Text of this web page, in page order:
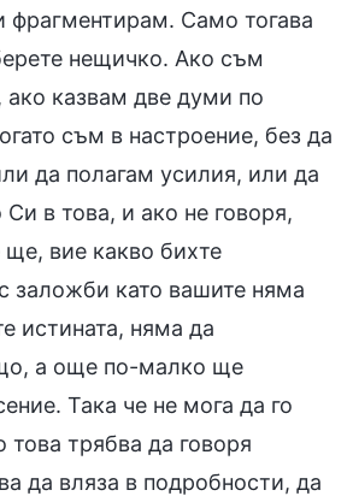
фрагментирам. Само тогава
нещичко. Ако съм
ако казвам две думи по
съм в настроение, без да
да полагам усилия, или да
в това, и ако не говоря,
ще, вие какво бихте
заложби като вашите няма
истината, няма да
а още по-малко ще
Така че не мога да го
това трябва да говоря
да вляза в подробности, да